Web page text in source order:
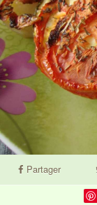
Partager